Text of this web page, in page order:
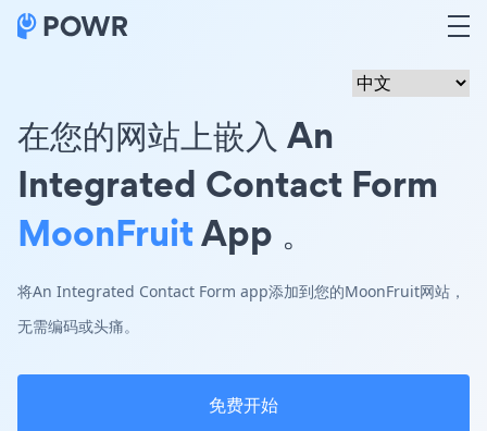
在您的网站上嵌入 An
Integrated Contact Form
MoonFruitApp 。
将An Integrated Contact Form app添加到您的MoonFruit网站，
无需编码或头痛。
免费开始